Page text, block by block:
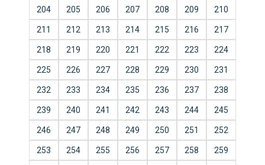
204 205 206 207 208 209 210
211 212 213 214 215 216 217
218 219 220 221 222 223 224
225 226 227 228 229 230 231
232 233 234 235 236 237 238
239 240 241 242 243 244 245
246 247 248 249 250 251 252
253 254 255 256 257 258 259